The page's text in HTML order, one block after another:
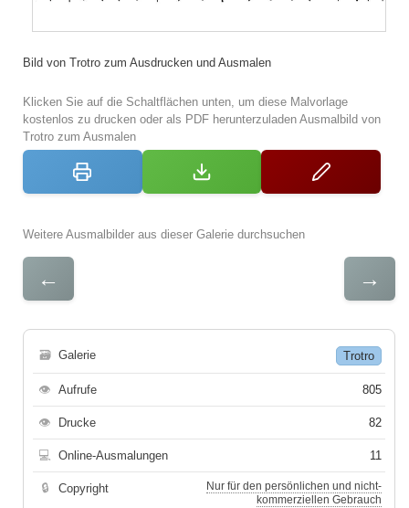
Bild von Trotro zum Ausdrucken und Ausmalen
Klicken Sie auf die Schaltflächen unten, um diese Malvorlage
kostenlos zu drucken oder als PDF herunterzuladen Ausmalbild von
Trotro zum Ausmalen
Weitere Ausmalbilder aus dieser Galerie durchsuchen
← →
🗃 Galerie Trotro
👁 Aufrufe 805
👁 Drucke 82
💻 Online-Ausmalungen 11
🔒 Copyright
Nur für den persönlichen und nicht-
kommerziellen Gebrauch